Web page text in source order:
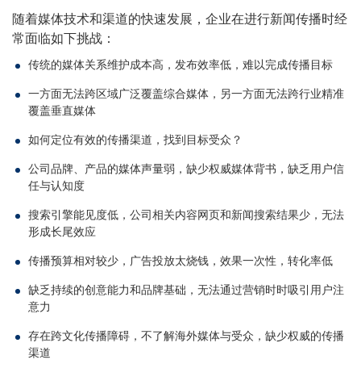
随着媒体技术和渠道的快速发展，企业在进行新闻传播时经
常面临如下挑战：
传统的媒体关系维护成本高，发布效率低，难以完成传播目标
一方面无法跨区域广泛覆盖综合媒体，另一方面无法跨行业精准
覆盖垂直媒体
如何定位有效的传播渠道，找到目标受众？
公司品牌、产品的媒体声量弱，缺少权威媒体背书，缺乏用户信
任与认知度
搜索引擎能见度低，公司相关内容网页和新闻搜索结果少，无法
形成长尾效应
传播预算相对较少，广告投放太烧钱，效果一次性，转化率低
缺乏持续的创意能力和品牌基础，无法通过营销时时吸引用户注
意力
存在跨文化传播障碍，不了解海外媒体与受众，缺少权威的传播
渠道